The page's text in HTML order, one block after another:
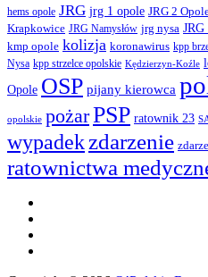
hems opole JRG jrg 1 opole JRG 2
Krapkowice JRG Namysłów jrg nysa JRG
kmp opole kolizja koronawirus kpp
Nysa kpp strzelce opolskie Kędzierzyn-Koźle
Opole OSP pijany kierowca
opolskie pożarPSP ratownik 23
wypadekzdarzenie
ratownictwa